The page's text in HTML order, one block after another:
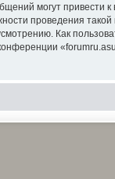
могут привести
проведения
Как